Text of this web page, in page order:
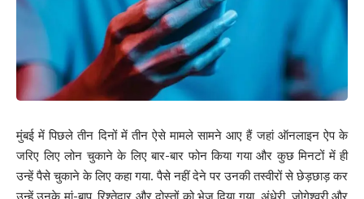
मुंबई में पिछले तीन दिनों में तीन ऐसे मामले सामने आए हैं जहां ऑनलाइन ऐप के
जरिए लिए लोन चुकाने के लिए बार-बार फोन किया गया और कुछ मिनटों में ही
उन्हें पैसे चुकाने के लिए कहा गया. पैसे नहीं देने पर उनकी तस्वीरों से छेड़छाड़ कर